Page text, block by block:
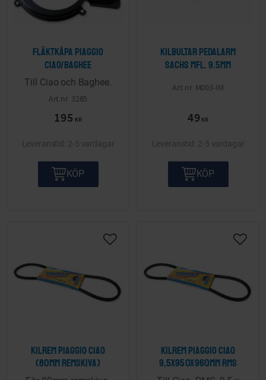
Fläktkåpa Piaggio
Ciao/Baghee
Till Ciao och Baghee.
3285
195 KR
2-5 vardagar
KÖP
Kilbultar pedalarm
Sachs mfl. 9.5mm
M003-IM
49 KR
2-5 vardagar
KÖP
Kilrem Piaggio Ciao
(80mm remskiva)
Lägg till i önskelista
Kilrem Piaggio Ciao
9,5x950x960mm RMS
Lägg